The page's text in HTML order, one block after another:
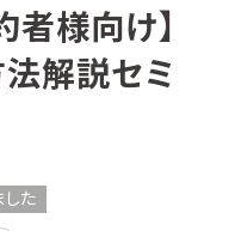
者様向け】
解説セミ
た